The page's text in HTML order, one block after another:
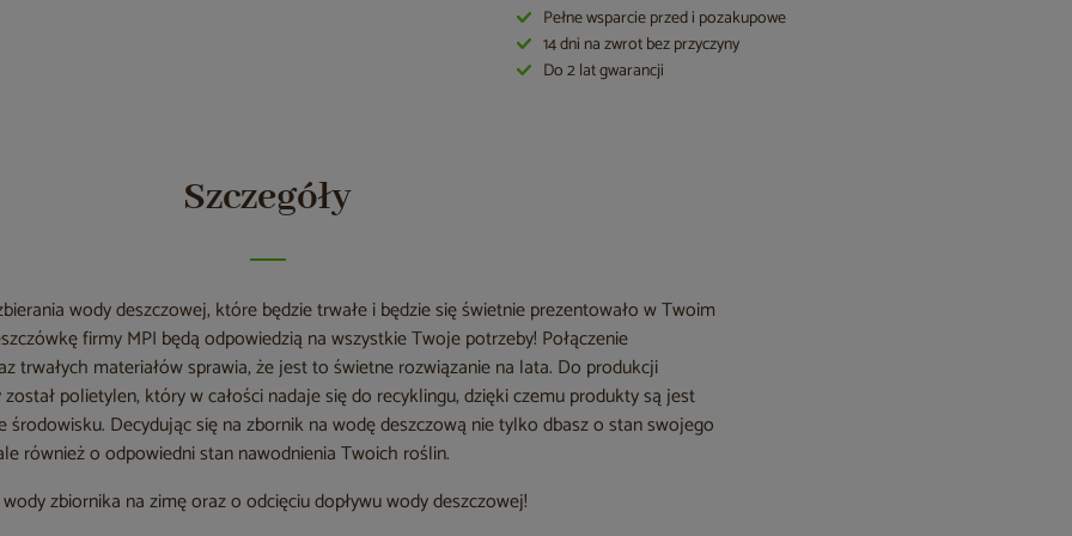
Pełne wsparcie przed i pozakupowe
14 dni na zwrot bez przyczyny
Do 2 lat gwarancji
Szczegóły
wody deszczowej, które będzie trwałe i będzie się świetnie prezentowało w Twoim
firmy MPI będą odpowiedzią na wszystkie Twoje potrzeby! Połączenie
trwałych materiałów sprawia, że jest to świetne rozwiązanie na lata. Do produkcji
polietylen, który w całości nadaje się do recyklingu, dzięki czemu produkty są jest
środowisku. Decydując się na zbornik na wodę deszczową nie tylko dbasz o stan swojego
również o odpowiedni stan nawodnienia Twoich roślin.
zbiornika na zimę oraz o odcięciu dopływu wody deszczowej!